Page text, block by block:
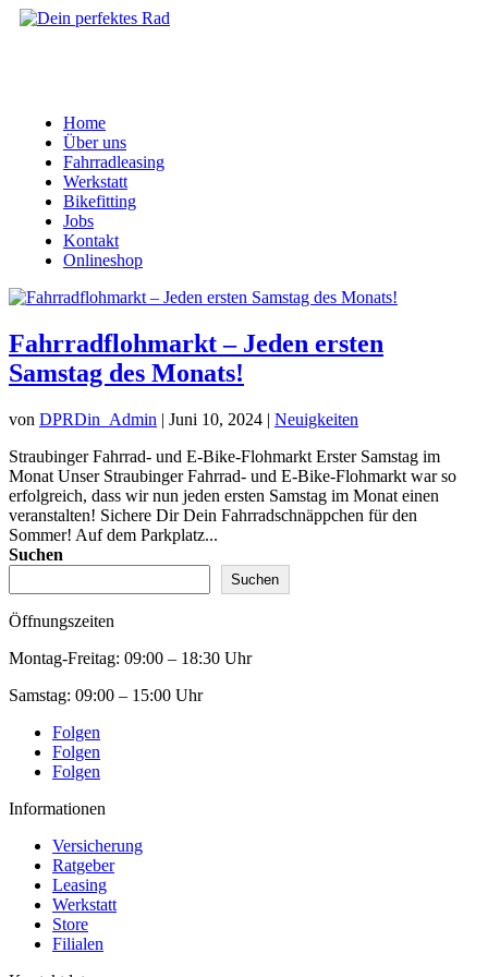
Home
Über uns
Fahrradleasing
Werkstatt
Bikefitting
Jobs
Kontakt
Onlineshop
Fahrradflohmarkt – Jeden ersten
Samstag des Monats!
von DPRDin_Admin | Juni 10, 2024 | Neuigkeiten
Straubinger Fahrrad- und E-Bike-Flohmarkt Erster Samstag im
Monat Unser Straubinger Fahrrad- und E-Bike-Flohmarkt war so
erfolgreich, dass wir nun jeden ersten Samstag im Monat einen
veranstalten! Sichere Dir Dein Fahrradschnäppchen für den
Sommer! Auf dem Parkplatz...
Suchen
Suchen
Öffnungszeiten
Montag-Freitag: 09:00 – 18:30 Uhr
Samstag: 09:00 – 15:00 Uhr
Folgen
Folgen
Folgen
Informationen
Versicherung
Ratgeber
Leasing
Werkstatt
Store
Filialen